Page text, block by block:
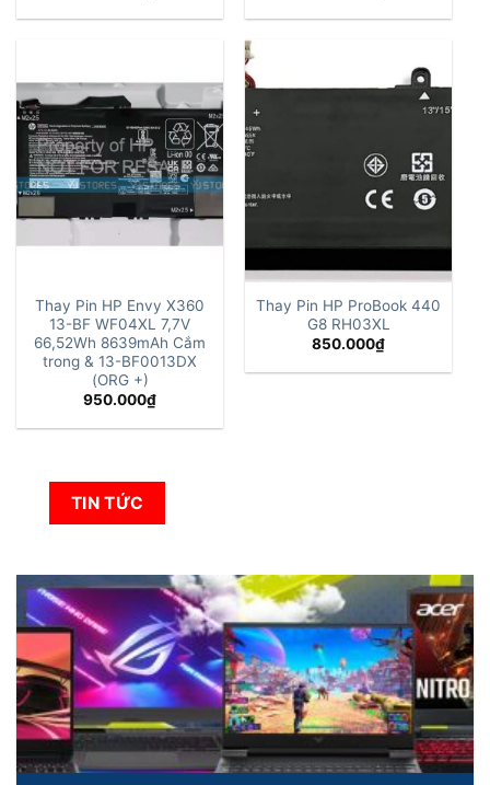
Thay Pin HP Envy X360
13-BF WF04XL 7,7V
66,52Wh 8639mAh Cắm
trong & 13-BF0013DX
(ORG +)
950.000₫
Thay Pin HP ProBook 440
G8 RH03XL
850.000₫
TIN TỨC